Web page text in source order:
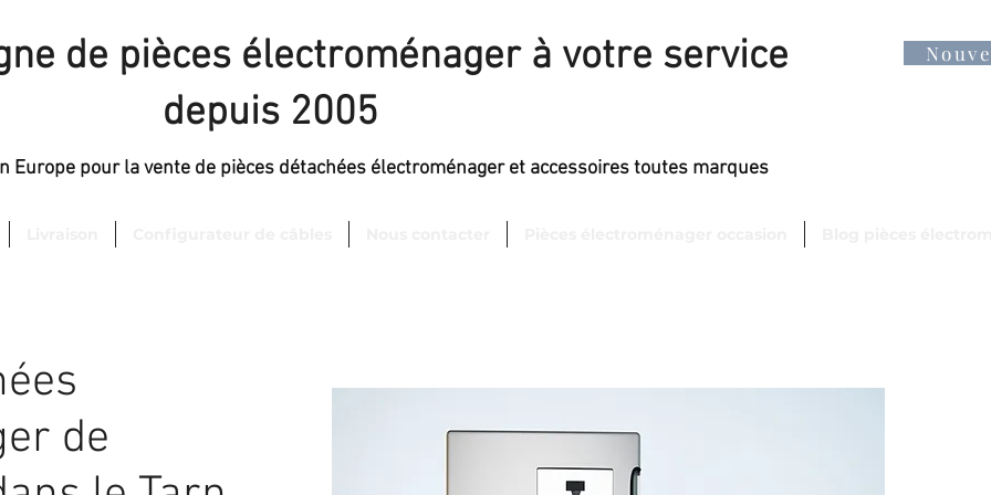
de pièces électroménager à votre service
depuis 2005
Europe pour la vente de pièces détachées électroménager et accessoires toutes marques
de